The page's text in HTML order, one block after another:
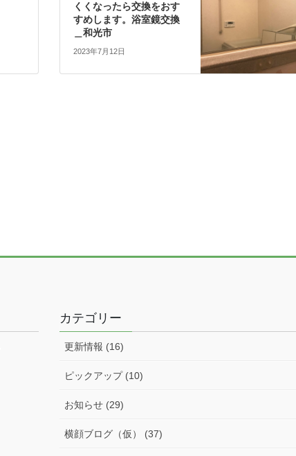
くくなったら交換をおす
すめします。浴室鏡交換
＿和光市
2023年7月12日
カテゴリー
更新情報 (16)
ピックアップ (10)
お知らせ (29)
横顔ブログ（仮） (37)